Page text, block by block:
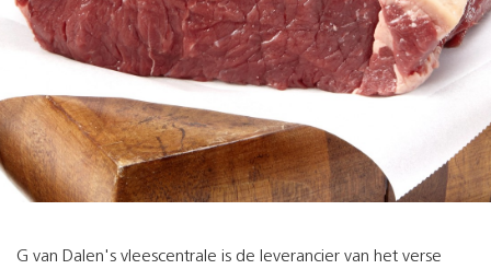
G van Dalen's vleescentrale is de leverancier van het verse